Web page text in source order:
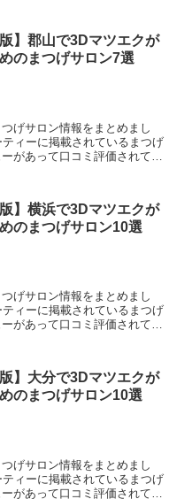
版】郡山で3Dマツエクが
のまつげサロン7選
げサロン情報をまとめまし
ィーに掲載されているまつげ
があって口コミ評価されてい
版】横浜で3Dマツエクが
のまつげサロン10選
げサロン情報をまとめまし
ィーに掲載されているまつげ
があって口コミ評価されてい
版】大分で3Dマツエクが
のまつげサロン10選
げサロン情報をまとめまし
ィーに掲載されているまつげ
があって口コミ評価されてい